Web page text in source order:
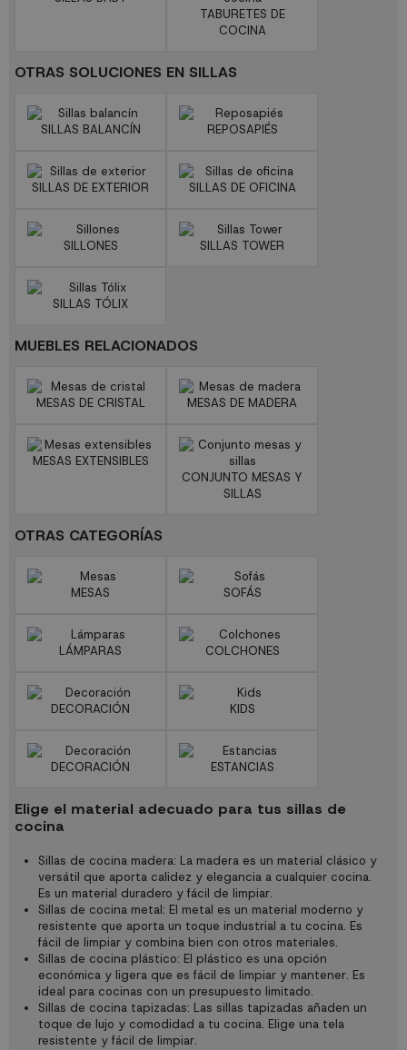
TABURETES DE
COCINA
OTRAS SOLUCIONES EN SILLAS
SILLAS BALANCÍN REPOSAPIÉS
SILLAS DE EXTERIOR SILLAS DE OFICINA
SILLONES SILLAS TOWER
SILLAS TÓLIX
MUEBLES RELACIONADOS
MESAS DE CRISTAL MESAS DE MADERA
MESAS EXTENSIBLES
CONJUNTO MESAS Y
SILLAS
OTRAS CATEGORÍAS
MESAS SOFÁS
LÁMPARAS COLCHONES
DECORACIÓN KIDS
DECORACIÓN ESTANCIAS
Elige el material adecuado para tus sillas de
cocina
Sillas de cocina madera: La madera es un material clásico y
versátil que aporta calidez y elegancia a cualquier cocina.
Es un material duradero y fácil de limpiar.
Sillas de cocina metal: El metal es un material moderno y
resistente que aporta un toque industrial a tu cocina. Es
fácil de limpiar y combina bien con otros materiales.
Sillas de cocina plástico: El plástico es una opción
económica y ligera que es fácil de limpiar y mantener. Es
ideal para cocinas con un presupuesto limitado.
Sillas de cocina tapizadas: Las sillas tapizadas añaden un
toque de lujo y comodidad a tu cocina. Elige una tela
resistente y fácil de limpiar.